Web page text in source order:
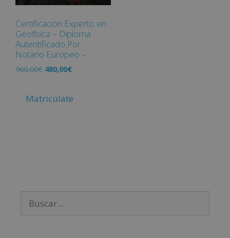
Certificación Experto en
Geofísica – Diploma
Autentificado Por
Notario Europeo –
960,00€ 480,00€
Matricúlate